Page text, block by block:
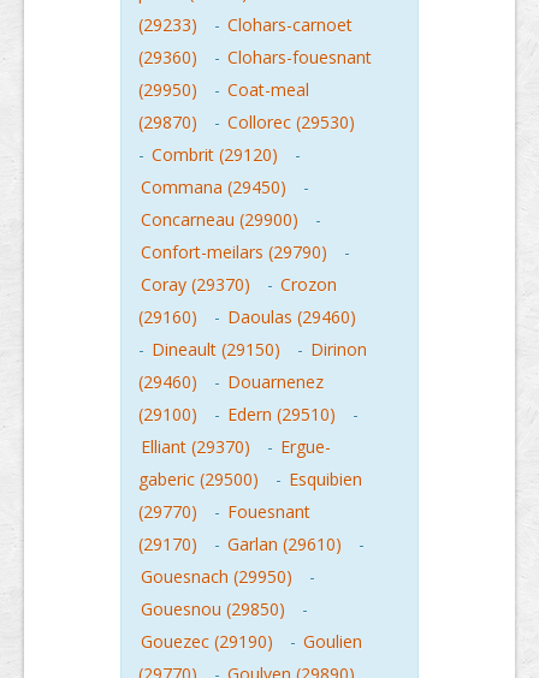
(29233)
- Clohars-carnoet
(29360)
- Clohars-fouesnant
(29950)
- Coat-meal
(29870)
- Collorec (29530)
- Combrit (29120)
-
Commana (29450)
-
Concarneau (29900)
-
Confort-meilars (29790)
-
Coray (29370)
- Crozon
(29160)
- Daoulas (29460)
- Dineault (29150) - Dirinon
(29460)
- Douarnenez
(29100)
- Edern (29510)
-
Elliant (29370)
- Ergue-
gaberic (29500)
- Esquibien
(29770)
- Fouesnant
(29170)
- Garlan (29610)
-
Gouesnach (29950)
-
Gouesnou (29850)
-
Gouezec (29190)
- Goulien